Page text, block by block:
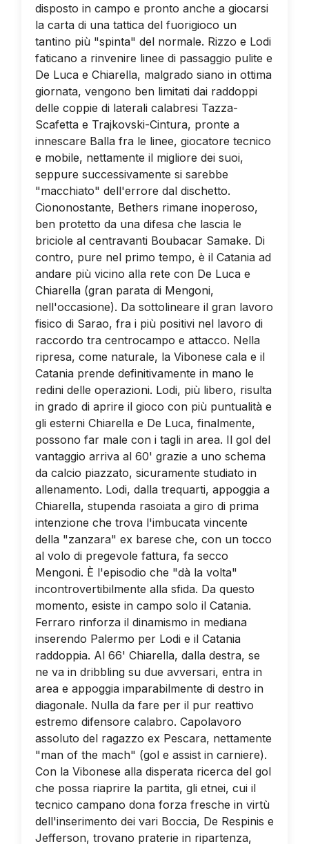
disposto in campo e pronto anche a giocarsi
la carta di una tattica del fuorigioco un
tantino più "spinta" del normale. Rizzo e Lodi
faticano a rinvenire linee di passaggio pulite e
De Luca e Chiarella, malgrado siano in ottima
giornata, vengono ben limitati dai raddoppi
delle coppie di laterali calabresi Tazza-
Scafetta e Trajkovski-Cintura, pronte a
innescare Balla fra le linee, giocatore tecnico
e mobile, nettamente il migliore dei suoi,
seppure successivamente si sarebbe
"macchiato" dell'errore dal dischetto.
Ciononostante, Bethers rimane inoperoso,
ben protetto da una difesa che lascia le
briciole al centravanti Boubacar Samake. Di
contro, pure nel primo tempo, è il Catania ad
andare più vicino alla rete con De Luca e
Chiarella (gran parata di Mengoni,
nell'occasione). Da sottolineare il gran lavoro
fisico di Sarao, fra i più positivi nel lavoro di
raccordo tra centrocampo e attacco. Nella
ripresa, come naturale, la Vibonese cala e il
Catania prende definitivamente in mano le
redini delle operazioni. Lodi, più libero, risulta
in grado di aprire il gioco con più puntualità e
gli esterni Chiarella e De Luca, finalmente,
possono far male con i tagli in area. Il gol del
vantaggio arriva al 60' grazie a uno schema
da calcio piazzato, sicuramente studiato in
allenamento. Lodi, dalla trequarti, appoggia a
Chiarella, stupenda rasoiata a giro di prima
intenzione che trova l'imbucata vincente
della "zanzara" ex barese che, con un tocco
al volo di pregevole fattura, fa secco
Mengoni. È l'episodio che "dà la volta"
incontrovertibilmente alla sfida. Da questo
momento, esiste in campo solo il Catania.
Ferraro rinforza il dinamismo in mediana
inserendo Palermo per Lodi e il Catania
raddoppia. Al 66' Chiarella, dalla destra, se
ne va in dribbling su due avversari, entra in
area e appoggia imparabilmente di destro in
diagonale. Nulla da fare per il pur reattivo
estremo difensore calabro. Capolavoro
assoluto del ragazzo ex Pescara, nettamente
"man of the mach" (gol e assist in carniere).
Con la Vibonese alla disperata ricerca del gol
che possa riaprire la partita, gli etnei, cui il
tecnico campano dona forza fresche in virtù
dell'inserimento dei vari Boccia, De Respinis e
Jefferson, trovano praterie in ripartenza,